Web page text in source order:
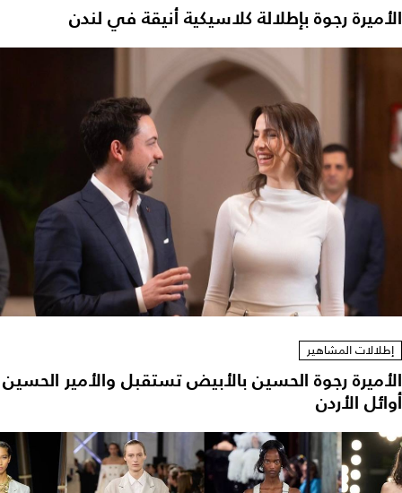
رجوة بإطلالة كلاسيكية أنيقة في لندن
إطلالات المشاهير
رجوة الحسين بالأبيض تستقبل والأمير الحسين
الأردن